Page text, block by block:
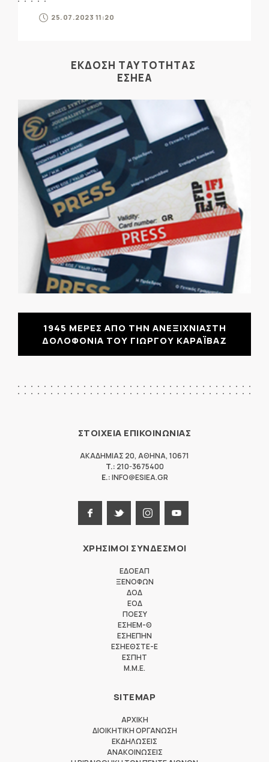
25.07.2023 11:20
ΕΚΔΟΣΗ ΤΑΥΤΟΤΗΤΑΣ
ΕΣΗΕΑ
1945 ΜΕΡΕΣ ΑΠΟ ΤΗΝ ΑΝΕΞΙΧΝΙΑΣΤΗ
ΔΟΛΟΦΟΝΙΑ ΤΟΥ ΓΙΩΡΓΟΥ ΚΑΡΑΪΒΑΖ
ΣΤΟΙΧΕΙΑ ΕΠΙΚΟΙΝΩΝΙΑΣ
ΑΚΑΔΗΜΙΑΣ 20, ΑΘΗΝΑ, 10671
T.: 210-3675400
E.:INFO@ESIEA.GR
ΧΡΗΣΙΜΟΙ ΣΥΝΔΕΣΜΟΙ
ΕΔΟΕΑΠ
ΞΕΝΟΦΩΝ
ΔΟΔ
ΕΟΔ
ΠΟΕΣΥ
ΕΣΗΕΜ-Θ
ΕΣΗΕΠΗΝ
ΕΣΗΕΘΣΤΕ-Ε
ΕΣΠΗΤ
M.M.E.
SITEMAP
ΑΡΧΙΚΗ
ΔΙΟΙΚΗΤΙΚΗ ΟΡΓΑΝΩΣΗ
ΕΚΔΗΛΩΣΕΙΣ
ΑΝΑΚΟΙΝΩΣΕΙΣ